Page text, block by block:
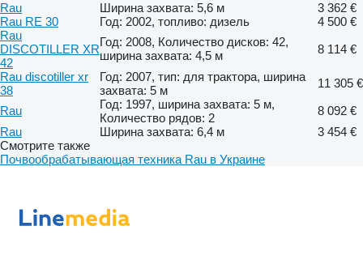
Rau Ширина захвата: 5,6 м
3 362 €
Rau RE 30
Год: 2002, топливо: дизель
4 500 €
Rau
DISCOTILLER XR
42
Год: 2008, Количество дисков: 42,
ширина захвата: 4,5 м
8 114 €
Rau discotiller xr
38
Год: 2007, тип: для трактора, ширина
захвата: 5 м
11 305 €
Rau
Год: 1997, ширина захвата: 5 м,
Количество рядов: 2
8 092 €
Rau
Ширина захвата: 6,4 м
3 454 €
Смотрите также
Почвообрабатывающая техника Rau в Украине